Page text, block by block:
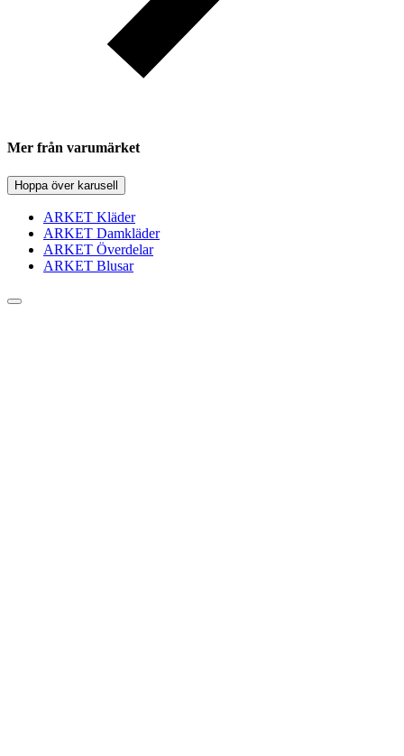
Mer från varumärket
Hoppa över karusell
ARKET Kläder
ARKET Damkläder
ARKET Överdelar
ARKET Blusar